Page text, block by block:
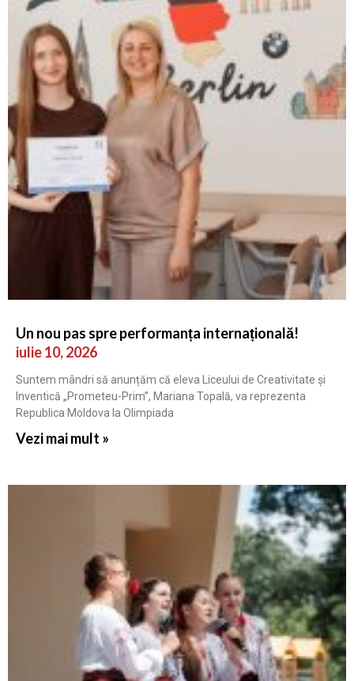
Un nou pas spre performanța internațională!
iulie 10, 2026
Suntem mândri să anunțăm că eleva Liceului de Creativitate și
Inventică „Prometeu-Prim”, Mariana Topală, va reprezenta
Republica Moldova la Olimpiada
Vezi mai mult »